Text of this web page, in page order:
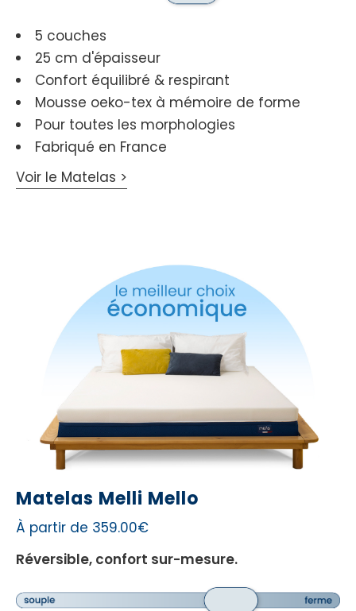
5 couches
25 cm d'épaisseur
Confort équilibré & respirant
Mousse oeko-tex à mémoire de forme
Pour toutes les morphologies
Fabriqué en France
Voir le Matelas >
Matelas Melli Mello
À partir de 359.00€
Réversible, confort sur-mesure.